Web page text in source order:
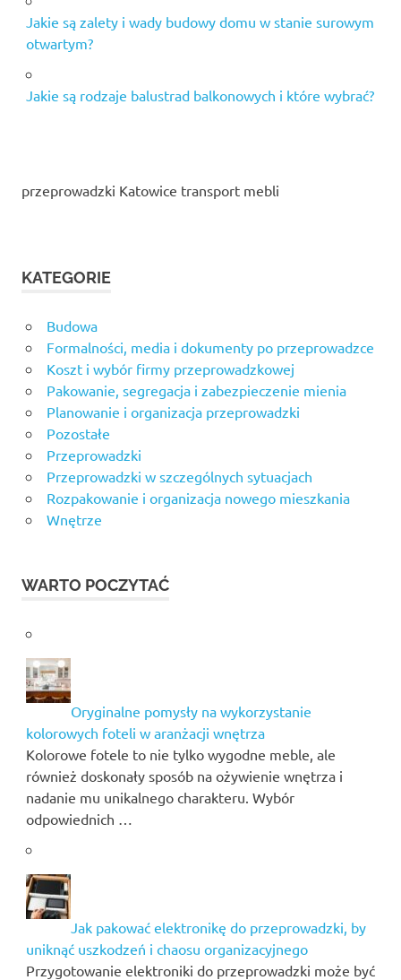
Jakie są zalety i wady budowy domu w stanie surowym
otwartym?
Jakie są rodzaje balustrad balkonowych i które wybrać?
przeprowadzki Katowice transport mebli
KATEGORIE
Budowa
Formalności, media i dokumenty po przeprowadzce
Koszt i wybór firmy przeprowadzkowej
Pakowanie, segregacja i zabezpieczenie mienia
Planowanie i organizacja przeprowadzki
Pozostałe
Przeprowadzki
Przeprowadzki w szczególnych sytuacjach
Rozpakowanie i organizacja nowego mieszkania
Wnętrze
WARTO POCZYTAĆ
Oryginalne pomysły na wykorzystanie
kolorowych foteli w aranżacji wnętrza
Kolorowe fotele to nie tylko wygodne meble, ale
również doskonały sposób na ożywienie wnętrza i
nadanie mu unikalnego charakteru. Wybór
odpowiednich …
Jak pakować elektronikę do przeprowadzki, by
uniknąć uszkodzeń i chaosu organizacyjnego
Przygotowanie elektroniki do przeprowadzki może być